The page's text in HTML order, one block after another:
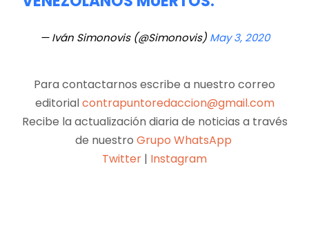
— Iván Simonovis (@Simonovis) May 3, 2020
Para contactarnos escribe a nuestro correo
editorialcontrapuntoredaccion@gmail.com
Recibe la actualización diaria de noticias a través
de nuestro Grupo WhatsApp
Twitter | Instagram